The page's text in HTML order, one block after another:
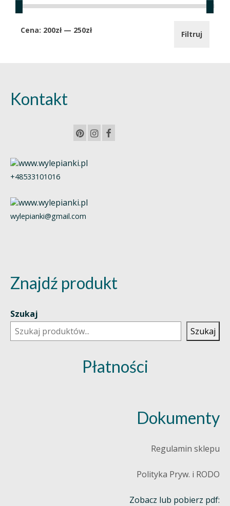
Cena
Cena
Filtruj
Cena: 200zł— 250zł
Kontakt
+48533101016
wylepianki@gmail.com
Znajdź produkt
Szukaj
Szukaj
Płatności
Dokumenty
Regulamin sklepu
Polityka Pryw. i RODO
Zobacz lub pobierz pdf: